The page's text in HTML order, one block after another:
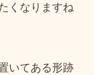
くなりますね
いてある形跡